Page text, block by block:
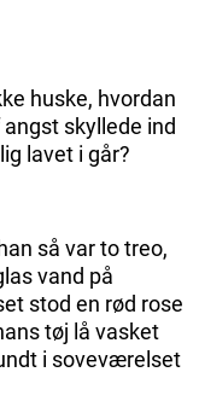
huske, hvordan
skyllede ind
lavet i går?
så var to treo,
vand på
stod en rød rose
tøj lå vasket
i soveværelset